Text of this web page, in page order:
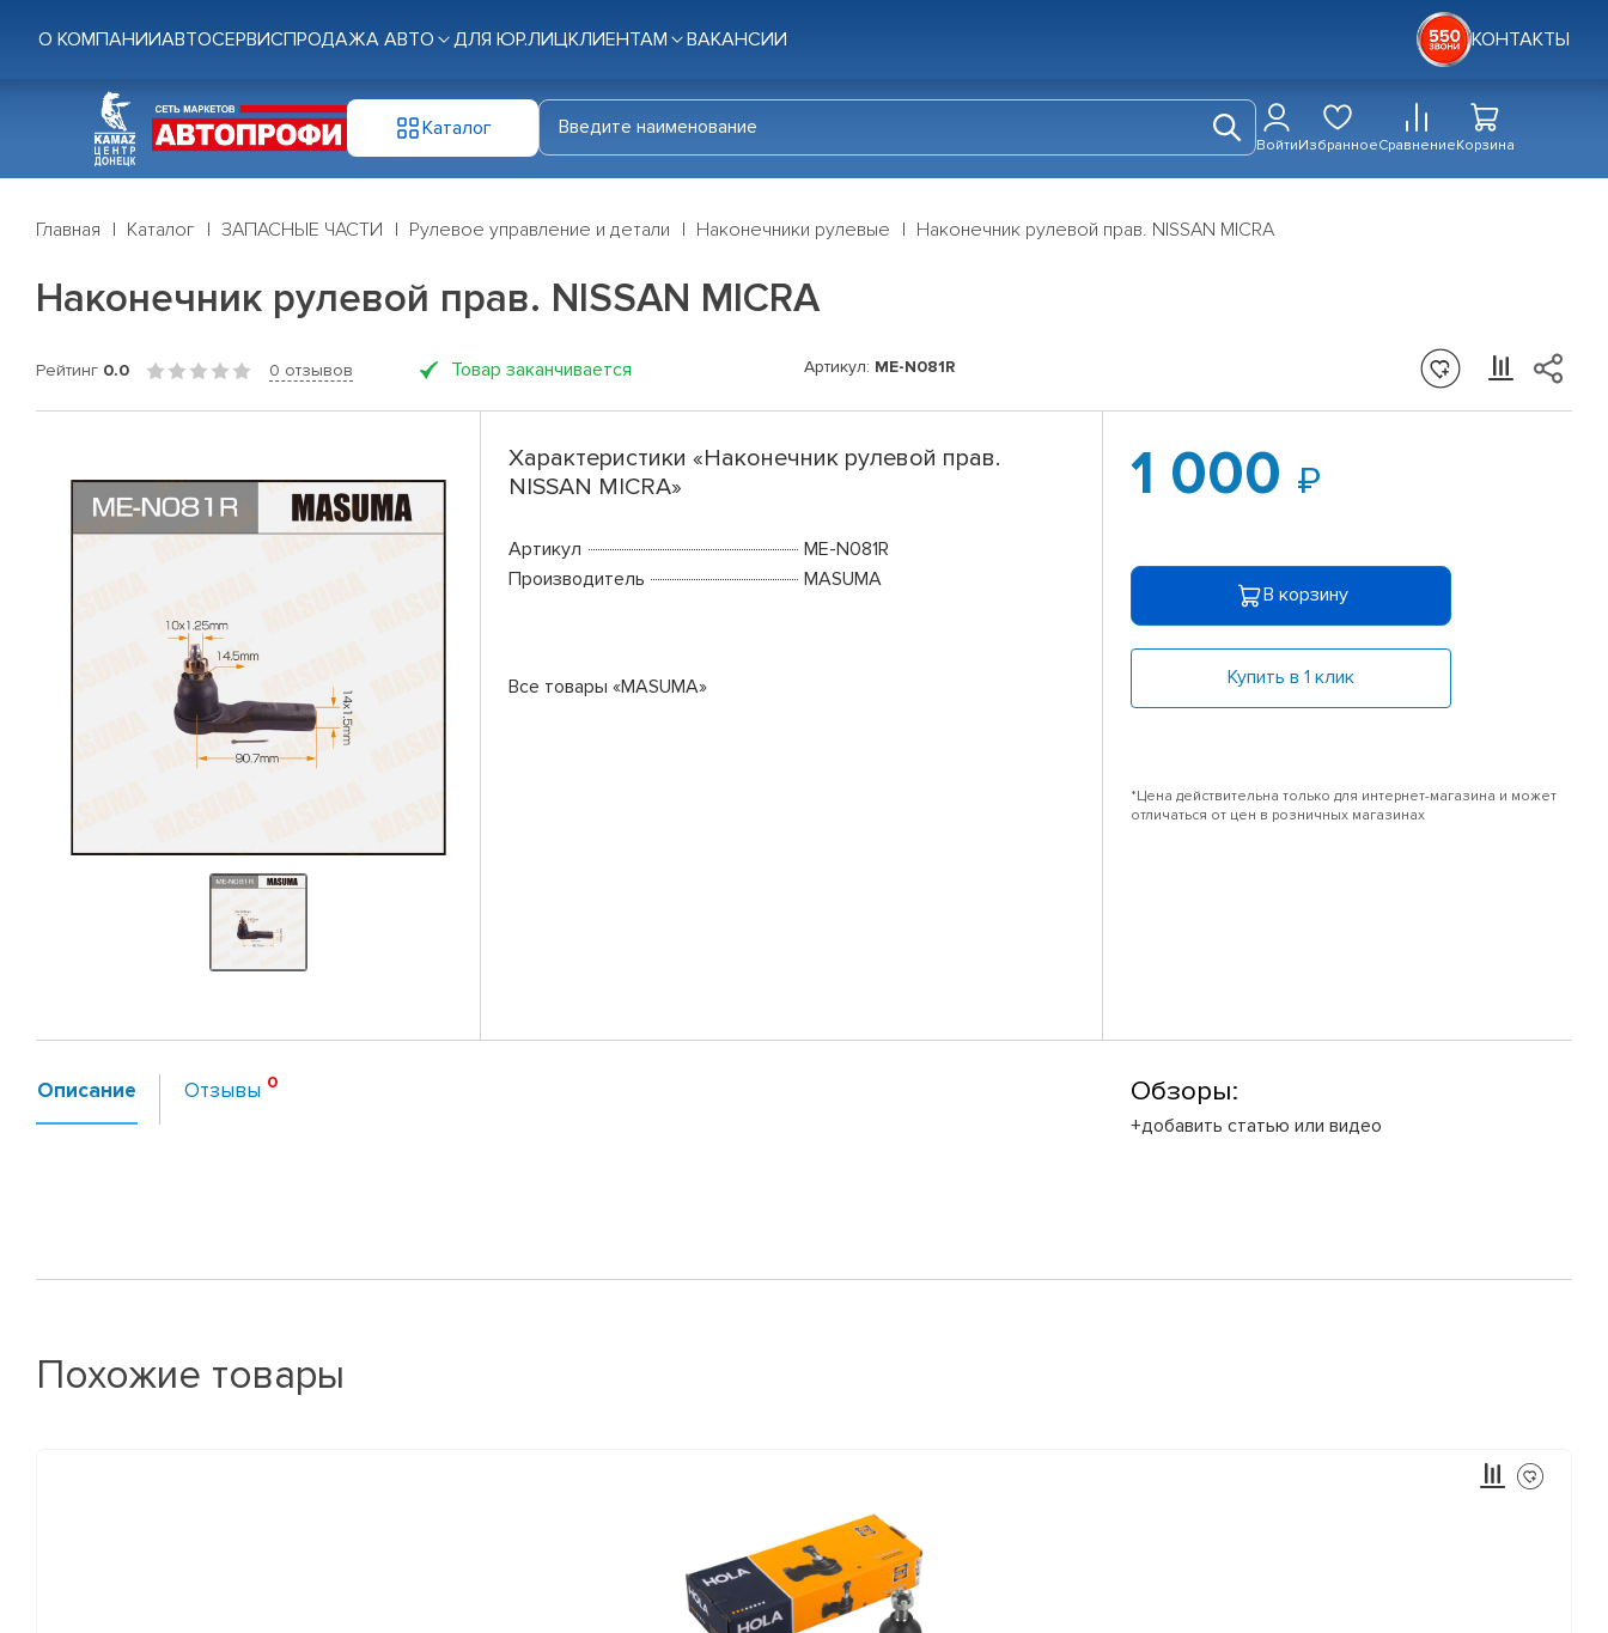
О КОМПАНИИАВТОСЕРВИСПРОДАЖА АВТО ДЛЯ ЮР.ЛИЦКЛИЕНТАМ ВАКАНСИИ КОНТАКТЫ
Каталог
ВойтиИзбранноеСравнениеКорзина
Главная Каталог ЗАПАСНЫЕ ЧАСТИ Рулевое управление и детали Наконечники рулевые Наконечник рулевой прав. NISSAN MICRA
Наконечник рулевой прав. NISSAN MICRA
Рейтинг 0.0 0 отзывов Товар заканчивается Артикул: ME-N081R
Характеристики «Наконечник рулевой прав.
NISSAN MICRA»
Артикул
ME-N081R
Производитель
MASUMA
Все товары «MASUMA»
1 000
В корзину
Купить в 1 клик
*Цена действительна только для интернет-магазина и может
отличаться от цен в розничных магазинах
Описание Отзывы Обзоры:
+добавить статью или видео
Похожие товары